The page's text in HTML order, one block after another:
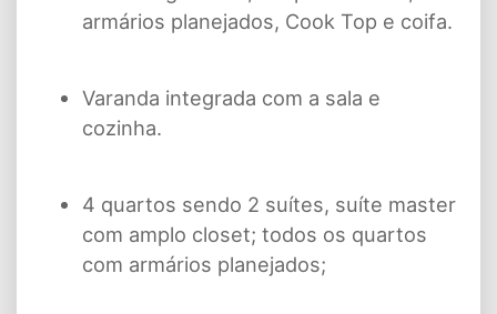
armários planejados, Cook Top e coifa.
Varanda integrada com a sala e
cozinha.
4 quartos sendo 2 suítes, suíte master
com amplo closet; todos os quartos
com armários planejados;